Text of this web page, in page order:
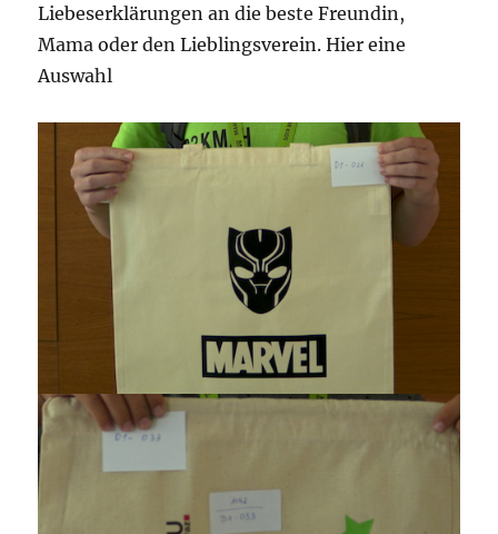
Liebeserklärungen an die beste Freundin,
Mama oder den Lieblingsverein. Hier eine
Auswahl